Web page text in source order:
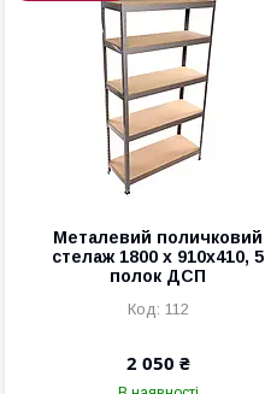
Металевий поличковий
стелаж 1800 х 910х410, 5
полок ДСП
112
2 050 ₴